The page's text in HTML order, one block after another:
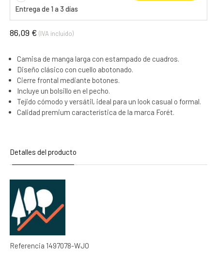
Entrega de 1 a 3 días
86,09 € (IVA incluido)
Camisa de manga larga con estampado de cuadros.
Diseño clásico con cuello abotonado.
Cierre frontal mediante botones.
Incluye un bolsillo en el pecho.
Tejido cómodo y versátil, ideal para un look casual o formal.
Calidad premium característica de la marca Forét.
Detalles del producto
Referencia 1497078-WJO